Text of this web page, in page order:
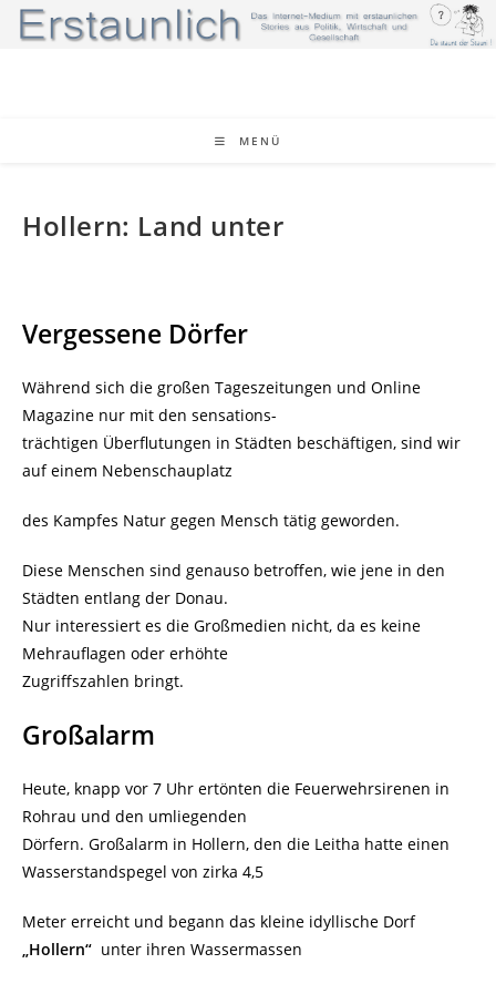
Zum
Inhalt
MENÜ
Hollern: Land unter
Vergessene Dörfer
Während sich die großen Tageszeitungen und Online
Magazine nur mit den sensations-
trächtigen Überflutungen in Städten beschäftigen, sind wir
auf einem Nebenschauplatz
des Kampfes Natur gegen Mensch tätig geworden.
Diese Menschen sind genauso betroffen, wie jene in den
Städten entlang der Donau.
Nur interessiert es die Großmedien nicht, da es keine
Mehrauflagen oder erhöhte
Zugriffszahlen bringt.
Großalarm
Heute, knapp vor 7 Uhr ertönten die Feuerwehrsirenen in
Rohrau und den umliegenden
Dörfern. Großalarm in Hollern, den die Leitha hatte einen
Wasserstandspegel von zirka 4,5
Meter erreicht und begann das kleine idyllische Dorf
„Hollern“ unter ihren Wassermassen